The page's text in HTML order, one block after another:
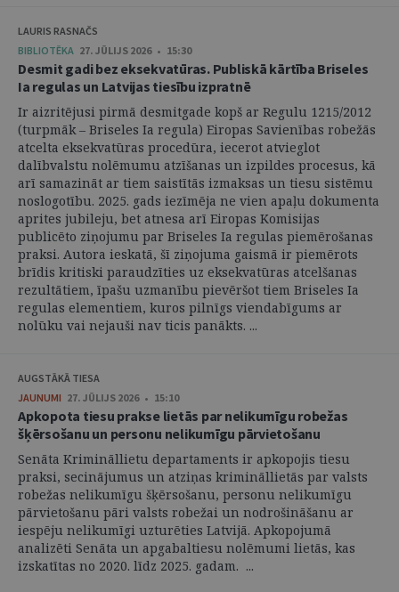
LAURIS RASNAČS
BIBLIOTĒKA 27. JŪLIJS 2026 • 15:30
Desmit gadi bez eksekvatūras. Publiskā kārtība Briseles
Ia regulas un Latvijas tiesību izpratnē
Ir aizritējusi pirmā desmitgade kopš ar Regulu 1215/2012
(turpmāk – Briseles Ia regula) Eiropas Savienības robežās
atcelta eksekvatūras procedūra, iecerot atvieglot
dalībvalstu nolēmumu atzīšanas un izpildes procesus, kā
arī samazināt ar tiem saistītās izmaksas un tiesu sistēmu
noslogotību. 2025. gads iezīmēja ne vien apaļu dokumenta
aprites jubileju, bet atnesa arī Eiropas Komisijas
publicēto ziņojumu par Briseles Ia regulas piemērošanas
praksi. Autora ieskatā, šī ziņojuma gaismā ir piemērots
brīdis kritiski paraudzīties uz eksekvatūras atcelšanas
rezultātiem, īpašu uzmanību pievēršot tiem Briseles Ia
regulas elementiem, kuros pilnīgs viendabīgums ar
nolūku vai nejauši nav ticis panākts. ...
AUGSTĀKĀ TIESA
JAUNUMI 27. JŪLIJS 2026 • 15:10
Apkopota tiesu prakse lietās par nelikumīgu robežas
šķērsošanu un personu nelikumīgu pārvietošanu
Senāta Krimināllietu departaments ir apkopojis tiesu
praksi, secinājumus un atziņas krimināllietās par valsts
robežas nelikumīgu šķērsošanu, personu nelikumīgu
pārvietošanu pāri valsts robežai un nodrošināšanu ar
iespēju nelikumīgi uzturēties Latvijā. Apkopojumā
analizēti Senāta un apgabaltiesu nolēmumi lietās, kas
izskatītas no 2020. līdz 2025. gadam. ...